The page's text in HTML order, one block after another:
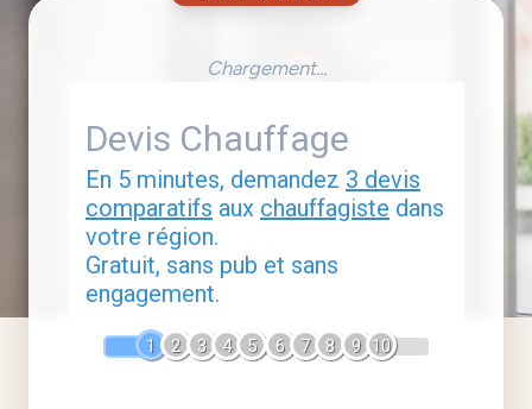
Chargement...
Devis Chauffage
En 5 minutes, demandez 3 devis
comparatifs aux chauffagiste dans
votre région.
Gratuit, sans pub et sans
engagement.
1 2 3 4 5 6 7 8 9 10